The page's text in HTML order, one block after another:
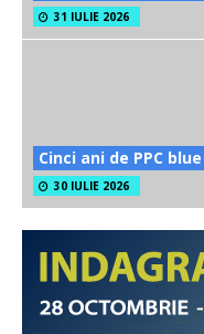
31 IULIE 2026
Cinci ani de PPC blue
30 IULIE 2026